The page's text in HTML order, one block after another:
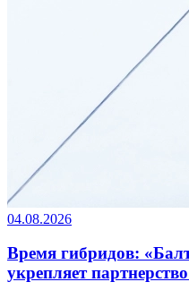
04.08.2026
Время гибридов:
укрепляет